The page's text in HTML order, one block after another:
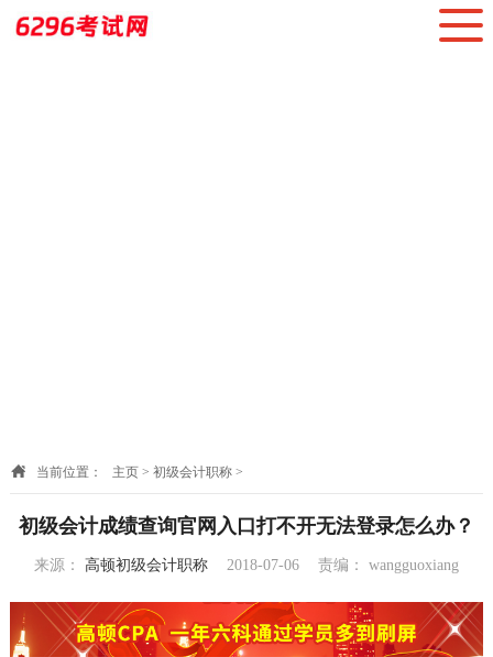
当前位置： 主页> 初级会计职称>
初级会计成绩查询官网入口打不开无法登录怎么办？
来源： 高顿初级会计职称
2018-07-06
责编： wangguoxiang